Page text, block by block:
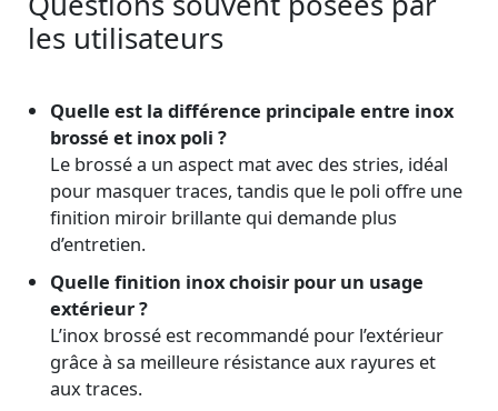
les utilisateurs
Quelle est la différence principale entre inox
brossé et inox poli ?
Le brossé a un aspect mat avec des stries, idéal
pour masquer traces, tandis que le poli offre une
finition miroir brillante qui demande plus
d’entretien.
Quelle finition inox choisir pour un usage
extérieur ?
L’inox brossé est recommandé pour l’extérieur
grâce à sa meilleure résistance aux rayures et
aux traces.